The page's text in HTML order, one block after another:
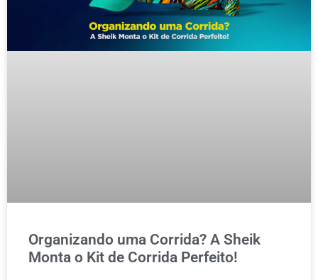
Organizando uma Corrida? A Sheik
Monta o Kit de Corrida Perfeito!